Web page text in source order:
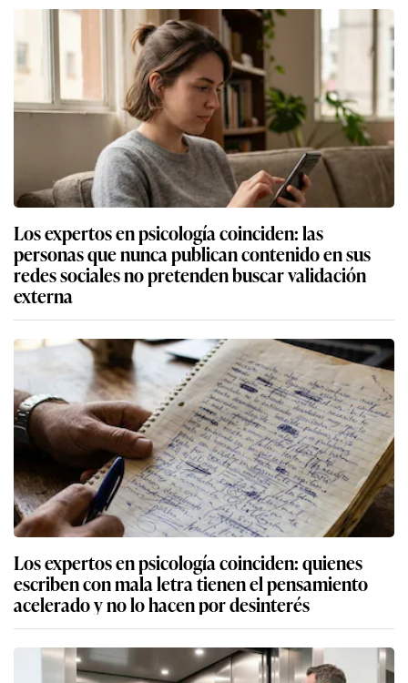
Los expertos en psicología coinciden: las
personas que nunca publican contenido en sus
redes sociales no pretenden buscar validación
externa
Los expertos en psicología coinciden: quienes
escriben con mala letra tienen el pensamiento
acelerado y no lo hacen por desinterés